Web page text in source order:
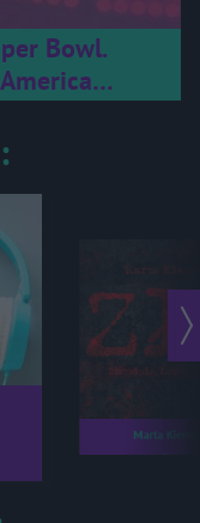
Bowl.
Marta
ZŁO - Zbrodnia